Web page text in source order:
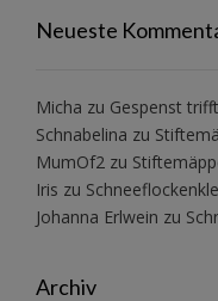
Neueste
Micha zu Gespenst
Schnabelina zu
MumOf2 zu
Iris zu
Johanna Erlwein zu
Archiv